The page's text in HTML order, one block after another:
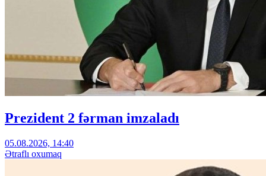
Prezident 2 fərman imzaladı
05.08.2026, 14:40
Ətraflı oxumaq